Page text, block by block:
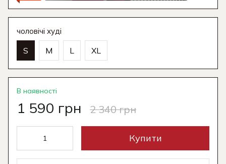
чоловічі худі
S M L XL
В наявності
1 590 грн 2 340 грн
Купити